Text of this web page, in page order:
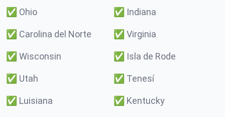
✅ Ohio ✅ Indiana
✅ Carolina del Norte ✅ Virginia
✅ Wisconsin ✅ Isla de Rode
✅ Utah ✅ Tenesí
✅ Luisiana ✅ Kentucky